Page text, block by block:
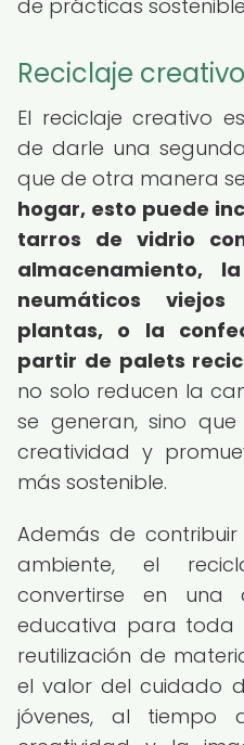
de prácticas
Reciclaje creativo
El reciclaje creativo
de darle una
que de otra manera
hogar, esto puede
tarros de vidrio
almacenamiento,
neumáticos
plantas, o la
partir de palets
no solo reducen la
se generan, sino
creatividad y
más sostenible.
Además de
ambiente, el
convertirse en una
educativa para toda
reutilización de
el valor del cuidado
jóvenes, al tiempo